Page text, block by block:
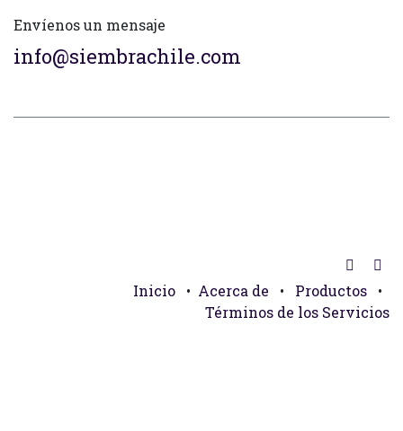
Envíenos un mensaje
info@siembrachile.com
Inicio • Acerca de • Productos
•
Términos de los Servicios